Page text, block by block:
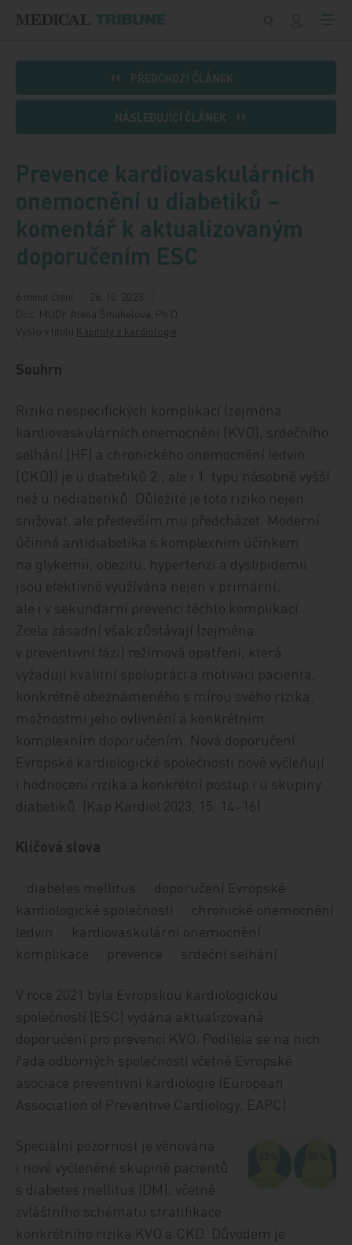
PŘEDCHOZÍ ČLÁNEK
NÁSLEDUJÍCÍ ČLÁNEK
Prevence kardiovaskulárních
onemocnění u diabetiků –
komentář k aktualizovaným
doporučením ESC
6 minut čtení
26. 10. 2023
Doc. MUDr. Alena Šmahelová, Ph.D.
Vyšlo v titulu Kapitoly z kardiologie
Souhrn
Riziko nespecifických komplikací (zejména
kardiovaskulárních onemocnění [KVO], srdečního
selhání [HF] a chronického onemocnění ledvin
[CKD]) je u diabetiků 2., ale i 1. typu násobně vyšší
než u nediabetiků. Důležité je toto riziko nejen
snižovat, ale především mu předcházet. Moderní
účinná antidiabetika s komplexním účinkem
na glykemii, obezitu, hypertenzi a dyslipidemii
jsou efektivně využívána nejen v primární,
ale i v sekundární prevenci těchto komplikací.
Zcela zásadní však zůstávají (zejména
v preventivní fázi) režimová opatření, která
vyžadují kvalitní spolupráci a motivaci pacienta,
konkrétně obeznámeného s mírou svého rizika,
možnostmi jeho ovlivnění a konkrétním
komplexním doporučením. Nová doporučení
Evropské kardiologické společnosti nově vyčleňují
i hodnocení rizika a konkrétní postup i u skupiny
diabetiků. (Kap Kardiol 2023; 15: 14–16)
Klíčová slova
· diabetes mellitus · doporučení Evropské
kardiologické společnosti · chronické onemocnění
ledvin · kardiovaskulární onemocnění ·
komplikace · prevence · srdeční selhání
V roce 2021 byla Evropskou kardiologickou
společností (ESC) vydána aktualizovaná
doporučení pro prevenci KVO. Podílela se na nich
řada odborných společností včetně Evropské
asociace preventivní kardiologie (European
Association of Preventive Cardiology, EAPC).
Speciální pozornost je věnována
i nově vyčleněné skupině pacientů
s diabetes mellitus (DM), včetně
zvláštního schématu stratifikace
konkrétního rizika KVO a CKD. Důvodem je